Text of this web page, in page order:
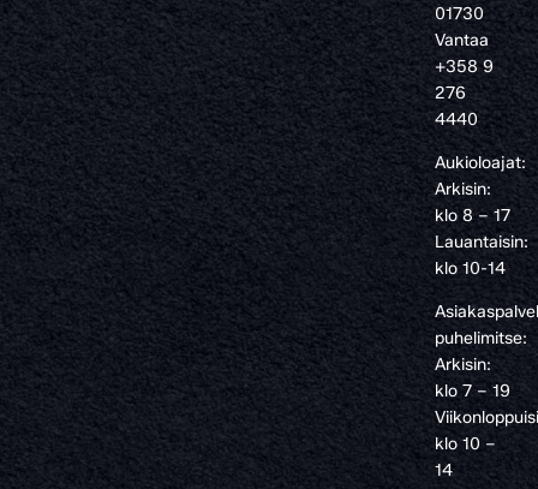
01730
Vantaa
+358 9
276
4440
Aukioloajat:
Arkisin:
klo 8 – 17
Lauantaisin:
klo 10-14
puhelimitse:
Arkisin:
klo 7 – 19
klo 10 –
14